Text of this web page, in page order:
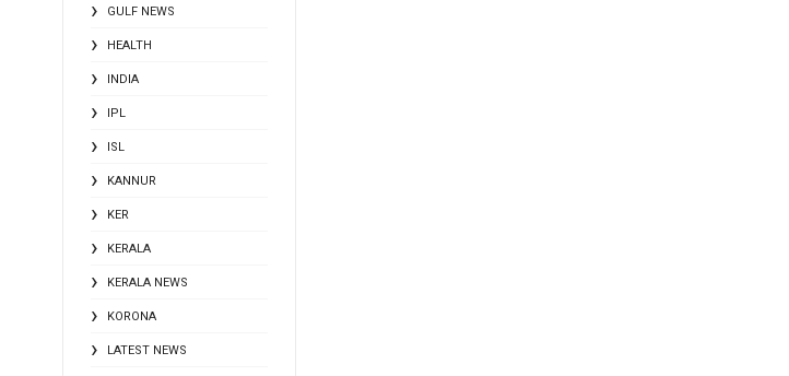
GULF NEWS
HEALTH
INDIA
IPL
ISL
KANNUR
KER
KERALA
KERALA NEWS
KORONA
LATEST NEWS